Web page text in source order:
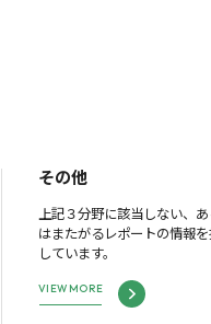
その他
上記３分野に該当しない、
はまたがるレポートの情報
しています。
VIEW MORE